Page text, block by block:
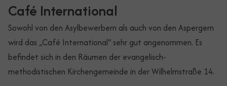
Café International
Sowohl von den Asylbewerbern als auch von den Aspergern
wird das „Café International“ sehr gut angenommen. Es
befindet sich in den Räumen der evangelisch-
methodistischen Kirchengemeinde in der Wilhelmstraße 14.